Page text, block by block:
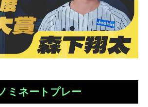
ミネートプレー